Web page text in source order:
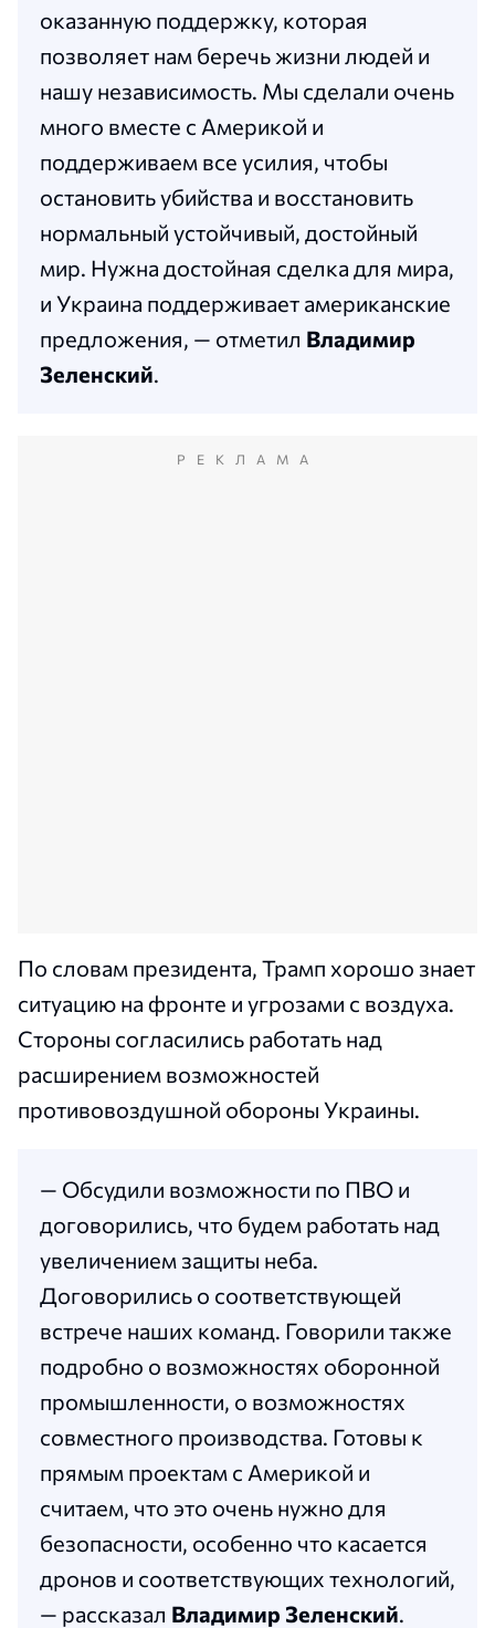
оказанную поддержку, которая
позволяет нам беречь жизни людей и
нашу независимость. Мы сделали очень
много вместе с Америкой и
поддерживаем все усилия, чтобы
остановить убийства и восстановить
нормальный устойчивый, достойный
мир. Нужна достойная сделка для мира,
и Украина поддерживает американские
предложения, — отметил Владимир
Зеленский.
РЕКЛАМА
По словам президента, Трамп хорошо знает
ситуацию на фронте и угрозами с воздуха.
Стороны согласились работать над
расширением возможностей
противовоздушной обороны Украины.
— Обсудили возможности по ПВО и
договорились, что будем работать над
увеличением защиты неба.
Договорились о соответствующей
встрече наших команд. Говорили также
подробно о возможностях оборонной
промышленности, о возможностях
совместного производства. Готовы к
прямым проектам с Америкой и
считаем, что это очень нужно для
безопасности, особенно что касается
дронов и соответствующих технологий,
— рассказал Владимир Зеленский.